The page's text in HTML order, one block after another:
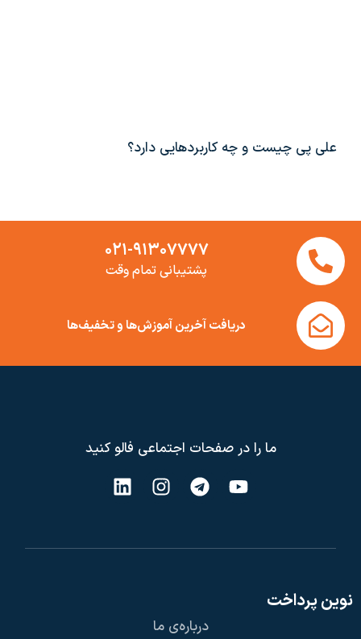
علی پی چیست و چه کاربردهایی دارد؟
۰۲۱-۹۱۳۰۷۷۷۷
پشتیبانی تمام وقت
دریافت آخرین آموزش‌ها و تخفیف‌ها
ما را در صفحات اجتماعی فالو کنید
نوین پرداخت
درباره‌ی ما